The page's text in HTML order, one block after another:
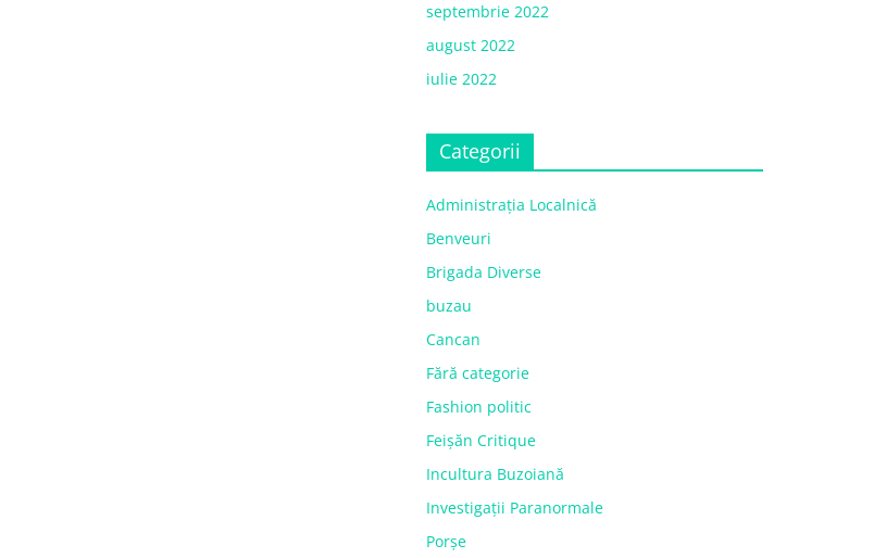
septembrie 2022
august 2022
iulie 2022
Categorii
Administrația Localnică
Benveuri
Brigada Diverse
buzau
Cancan
Fără categorie
Fashion politic
Feișăn Critique
Incultura Buzoiană
Investigații Paranormale
Porșe